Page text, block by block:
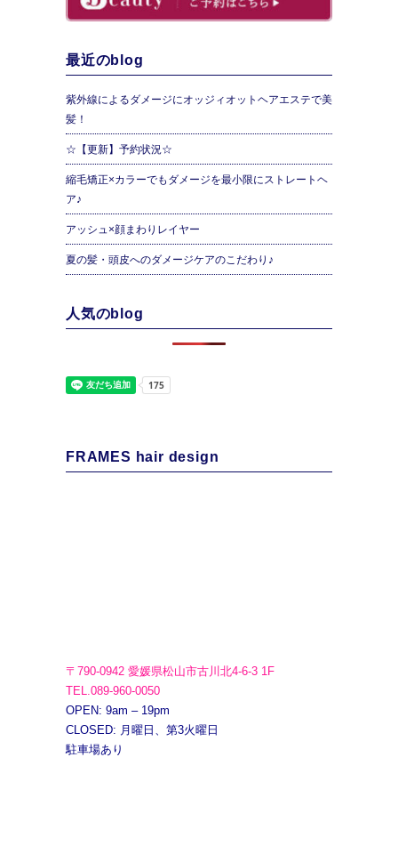
最近のblog
紫外線によるダメージにオッジィオットヘアエステで美
髪！
☆【更新】予約状況☆
縮毛矯正×カラーでもダメージを最小限にストレートヘ
ア♪
アッシュ×顔まわりレイヤー
夏の髪・頭皮へのダメージケアのこだわり♪
人気のblog
FRAMES hair design
〒790-0942 愛媛県松山市古川北4-6-3 1F
TEL.089-960-0050
OPEN: 9am – 19pm
CLOSED: 月曜日、第3火曜日
駐車場あり